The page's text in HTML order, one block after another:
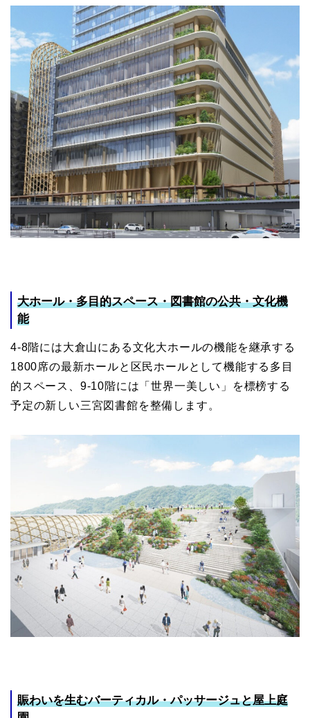
大ホール・多目的スペース・図書館の公共・文化機
能
4-8階には大倉山にある文化大ホールの機能を継承する
1800席の最新ホールと区民ホールとして機能する多目
的スペース、9-10階には「世界一美しい」を標榜する
予定の新しい三宮図書館を整備します。
賑わいを生むバーティカル・パッサージュと屋上庭